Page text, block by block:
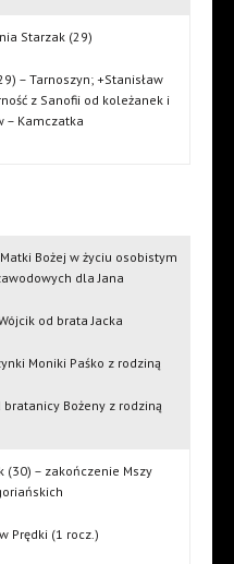
Starzak (29)
– Tarnoszyn; +Stanisław
z Sanofii od koleżanek i
– Kamczatka
Bożej w życiu osobistym
dla Jana
od brata Jacka
Moniki Paśko z rodziną
bratanicy Bożeny z rodziną
(30) – zakończenie Mszy
Prędki (1 rocz.)